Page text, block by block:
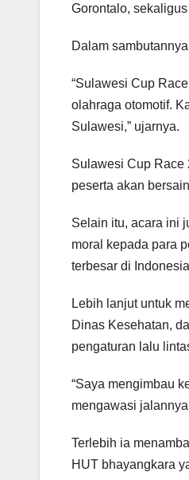
Gorontalo,
Dalam
“Sulawesi Cup
olahraga otomotif.
Sulawesi,” ujarnya.
Sulawesi Cup Race
peserta akan
Selain itu, acara ini
moral kepada para
terbesar di
Lebih lanjut untuk
Dinas Kesehatan,
pengaturan lalu
“Saya mengimbau
mengawasi
Terlebih ia
HUT bhayangkara